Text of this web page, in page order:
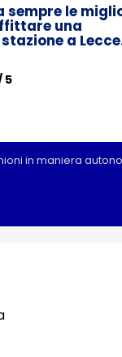
sempre le
una
a
5
in maniera